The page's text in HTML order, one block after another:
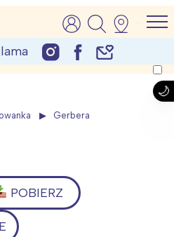
imprezy rodzinne
Gerbera
POBIERZ